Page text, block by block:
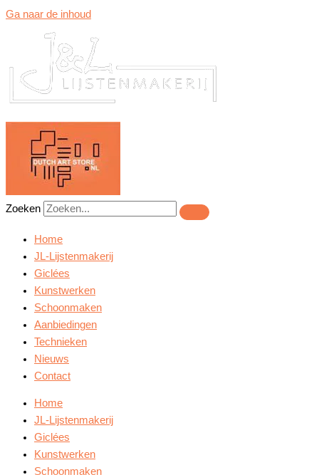
Ga naar de inhoud
Zoeken
Home
JL-Lijstenmakerij
Giclées
Kunstwerken
Schoonmaken
Aanbiedingen
Technieken
Nieuws
Contact
Home
JL-Lijstenmakerij
Giclées
Kunstwerken
Schoonmaken